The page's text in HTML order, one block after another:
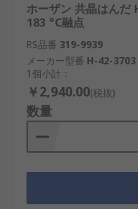
ホーザン 共晶はん
183 °C融点
RS品番 319-9939
メーカー型番 H-42-3703
1個小計：
￥2,940.00(税抜)
数量